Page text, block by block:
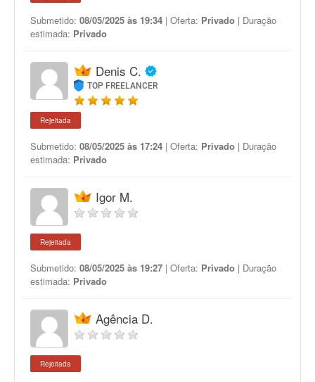
Submetido: 08/05/2025 às 19:34 | Oferta: Privado | Duração
estimada: Privado
Denis C.
TOP FREELANCER
Rejeitada
Submetido: 08/05/2025 às 17:24 | Oferta: Privado | Duração
estimada: Privado
Igor M.
Rejeitada
Submetido: 08/05/2025 às 19:27 | Oferta: Privado | Duração
estimada: Privado
Agência D.
Rejeitada